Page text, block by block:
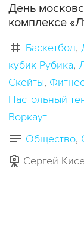
День
комплексе
Баскетбол
кубик Рубика
Скейты Фитнес
Настольный
Воркаут
Общество
Сергей